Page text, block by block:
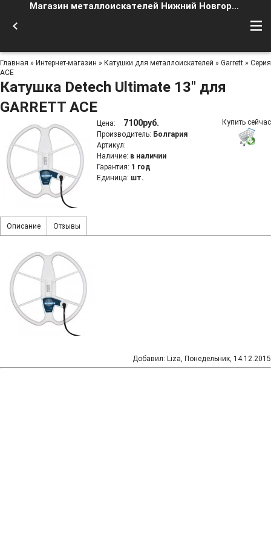
Магазин металлоискателей Нижний Новгород
Главная » Интернет-магазин » Катушки для металлоискателей » Garrett » Серия
ACE
Катушка Detech Ultimate 13" для
GARRETT ACE
Цена: 7100руб.
Производитель: Болгария
Артикул:
Наличие: в наличии
Гарантия: 1 год
Единица: шт.
Купить сейчас
Описание Отзывы
Добавил: Liza, Понедельник, 14.12.2015